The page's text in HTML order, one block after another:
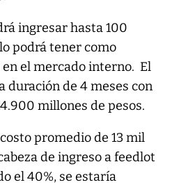
ingresar hasta 100
podrá tener como
el mercado interno. El
duración de 4 meses con
millones de pesos.
promedio de 13 mil
de ingreso a feedlot
el 40%, se estaría